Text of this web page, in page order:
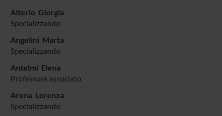
Alterio Giorgia
Specializzando
Angelini Marta
Specializzando
Antelmi Elena
Professore associato
Arena Lorenza
Specializzando